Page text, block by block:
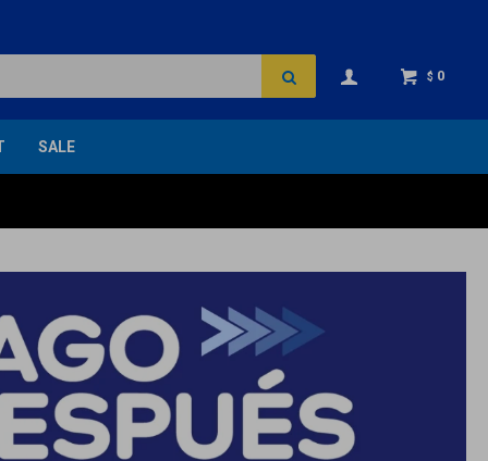
SALE
$ 0